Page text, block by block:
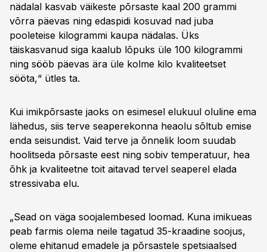
nädalal kasvab väikeste põrsaste kaal 200 grammi
võrra päevas ning edaspidi kosuvad nad juba
pooleteise kilogrammi kaupa nädalas. Üks
täiskasvanud siga kaalub lõpuks üle 100 kilogrammi
ning sööb päevas ära üle kolme kilo kvaliteetset
sööta,“ ütles ta.
Kui imikpõrsaste jaoks on esimesel elukuul oluline ema
lähedus, siis terve seaperekonna heaolu sõltub emise
enda seisundist. Vaid terve ja õnnelik loom suudab
hoolitseda põrsaste eest ning sobiv temperatuur, hea
õhk ja kvaliteetne toit aitavad tervel seaperel elada
stressivaba elu.
„Sead on väga soojalembesed loomad. Kuna imikueas
peab farmis olema neile tagatud 35-kraadine soojus,
oleme ehitanud emadele ja põrsastele spetsiaalsed